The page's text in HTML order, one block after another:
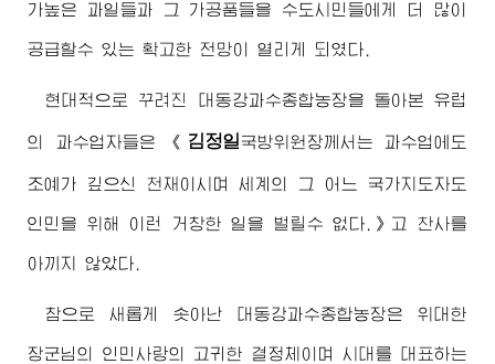
가높은 과일들과 그 가공품들을 수도시민들에게 더 많이
공급할수 있는 확고한 전망이 열리게 되였다.
현대적으로 꾸려진 대동강과수종합농장을 돌아본 유럽
의 과수업자들은 《 김정일 국방위원장께서 는 과수업에도
조예가 깊으신 천재이시며 세계의 그 어느 국가지도자도
인민을 위해 이런 거창한 일을 벌릴수 없다.》고 찬사를
아끼지 않았다.
참으로 새롭게 솟아난 대동강과수종합농장은 위대한
장군님 의 인민사랑의 고귀한 결정체이며 시대를 대표하는